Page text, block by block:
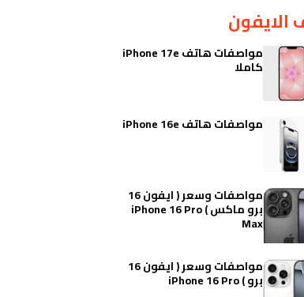
الايفون
مواصفات هاتف iPhone 17e
كاملا
مواصفات هاتف iPhone 16e
مواصفات وسعر ( ايفون 16
برو ماكس ) iPhone 16 Pro
Max
مواصفات وسعر ( ايفون 16
برو ) iPhone 16 Pro